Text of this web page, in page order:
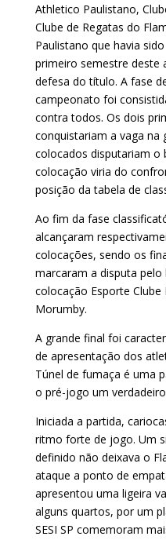
Athletico Paulistano,
Clube de Regatas do
Paulistano que havia
primeiro semestre deste
defesa do título. A fase
campeonato foi
contra todos. Os dois
conquistariam a vaga na
colocados disputariam o
colocação viria do
posição da tabela de
Ao fim da fase
alcançaram
colocações, sendo os
marcaram a disputa
colocação Esporte Clube
Morumby.
A grande final foi
de apresentação dos
Túnel de fumaça é uma
o pré-jogo um
Iniciada a partida,
ritmo forte de jogo. Um
definido não deixava o
ataque a ponto de
apresentou uma ligeira
alguns quartos, por um
SESI SP comemoram